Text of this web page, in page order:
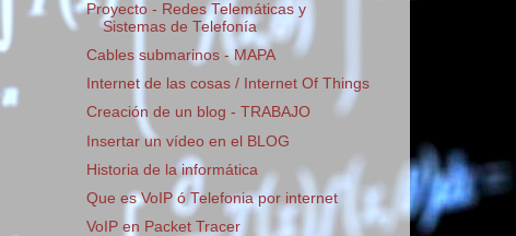
Proyecto - Redes Telemáticas y
Sistemas de Telefonía
Cables submarinos - MAPA
Internet de las cosas / Internet Of Things
Creación de un blog - TRABAJO
Insertar un vídeo en el BLOG
Historia de la informática
Que es VoIP ó Telefonia por internet
VoIP en Packet Tracer